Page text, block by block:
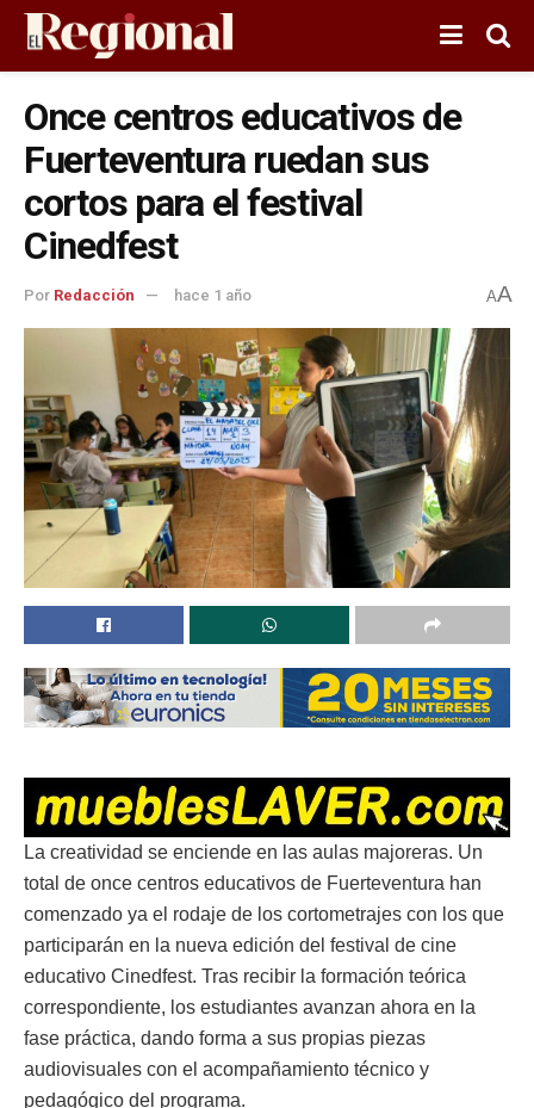
Once centros educativos de
Fuerteventura ruedan sus
cortos para el festival
Cinedfest
Por Redacción hace 1 año AA
La creatividad se enciende en las aulas majoreras. Un
total de once centros educativos de Fuerteventura han
comenzado ya el rodaje de los cortometrajes con los que
participarán en la nueva edición del festival de cine
educativo Cinedfest. Tras recibir la formación teórica
correspondiente, los estudiantes avanzan ahora en la
fase práctica, dando forma a sus propias piezas
audiovisuales con el acompañamiento técnico y
pedagógico del programa.